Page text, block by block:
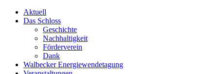
Skip
Aktuell
Das Schloss
Geschichte
Nachhaltigkeit
Förderverein
Dank
Walbecker Energiewendetagung